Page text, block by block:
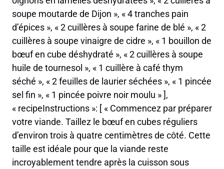
soupe moutarde de Dijon », « 4 tranches pain
d’épices », « 2 cuillères à soupe farine de blé », « 2
cuillères à soupe vinaigre de cidre », « 1 bouillon de
bœuf en cube déshydraté », « 2 cuillères à soupe
huile de tournesol », « 1 cuillère à café thym
séché », « 2 feuilles de laurier séchées », « 1 pincée
sel fin », « 1 pincée poivre noir moulu » ],
« recipeInstructions »: [ « Commencez par préparer
votre viande. Taillez le bœuf en cubes réguliers
d’environ trois à quatre centimètres de côté. Cette
taille est idéale pour que la viande reste
incroyablement tendre après la cuisson sous